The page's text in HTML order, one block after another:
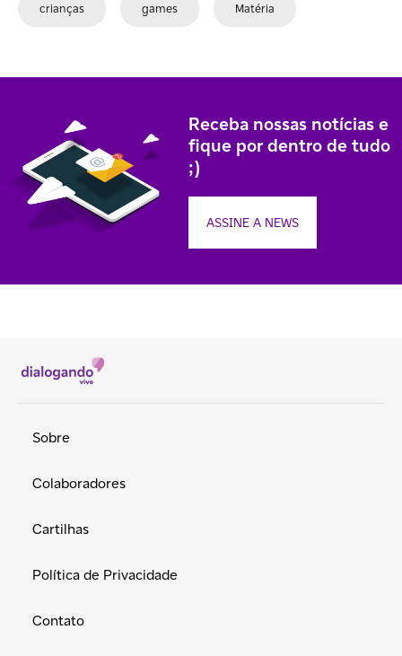
crianças games Matéria
Receba nossas notícias e
fique por dentro de tudo
;)
ASSINE A NEWS
Sobre
Colaboradores
Cartilhas
Política de Privacidade
Contato